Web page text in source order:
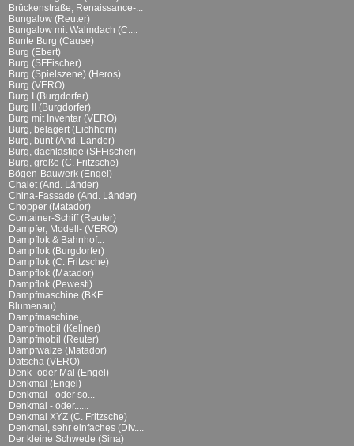
Brückenstraße, Renaissance-...
Bungalow (Reuter)
Bungalow mit Walmdach (C....
Bunte Burg (Cause)
Burg (Ebert)
Burg (SFFischer)
Burg (Spielszene) (Heros)
Burg (VERO)
Burg I (Burgdorfer)
Burg II (Burgdorfer)
Burg mit Inventar (VERO)
Burg, belagert (Eichhorn)
Burg, bunt (And. Länder)
Burg, dachlastige (SFFischer)
Burg, große (C. Fritzsche)
Bögen-Bauwerk (Engel)
Chalet (And. Länder)
China-Fassade (And. Länder)
Chopper (Matador)
Container-Schiff (Reuter)
Dampfer, Modell- (VERO)
Dampflok & Bahnhof...
Dampflok (Burgdorfer)
Dampflok (C. Fritzsche)
Dampflok (Matador)
Dampflok (Pewesti)
Dampfmaschine (BKF
Blumenau)
Dampfmaschine,...
Dampfmobil (Kellner)
Dampfmobil (Reuter)
Dampfwalze (Matador)
Datscha (VERO)
Denk- oder Mal (Engel)
Denkmal (Engel)
Denkmal - oder so...
Denkmal - oder......
Denkmal XYZ (C. Fritzsche)
Denkmal, sehr einfaches (Div....
Der kleine Schwede (Sina)